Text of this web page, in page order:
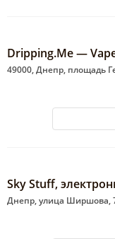
Dripping.Me —
49000, Днепр, площадь
Sky Stuff,
Днепр, улица Ширшова,